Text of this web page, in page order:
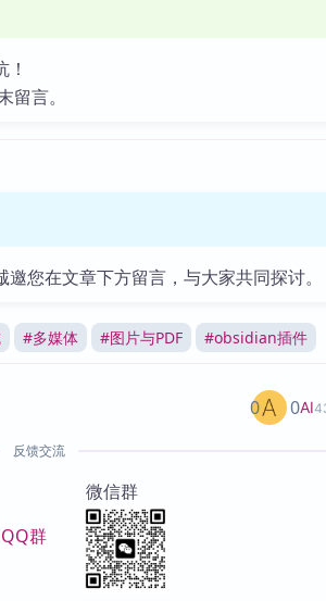
言。
您在文章下方留言，与大家共同探讨。
#多媒体 #图片与PDF #obsidian插件
AI
0 0
反馈交流
QQ群
微信群